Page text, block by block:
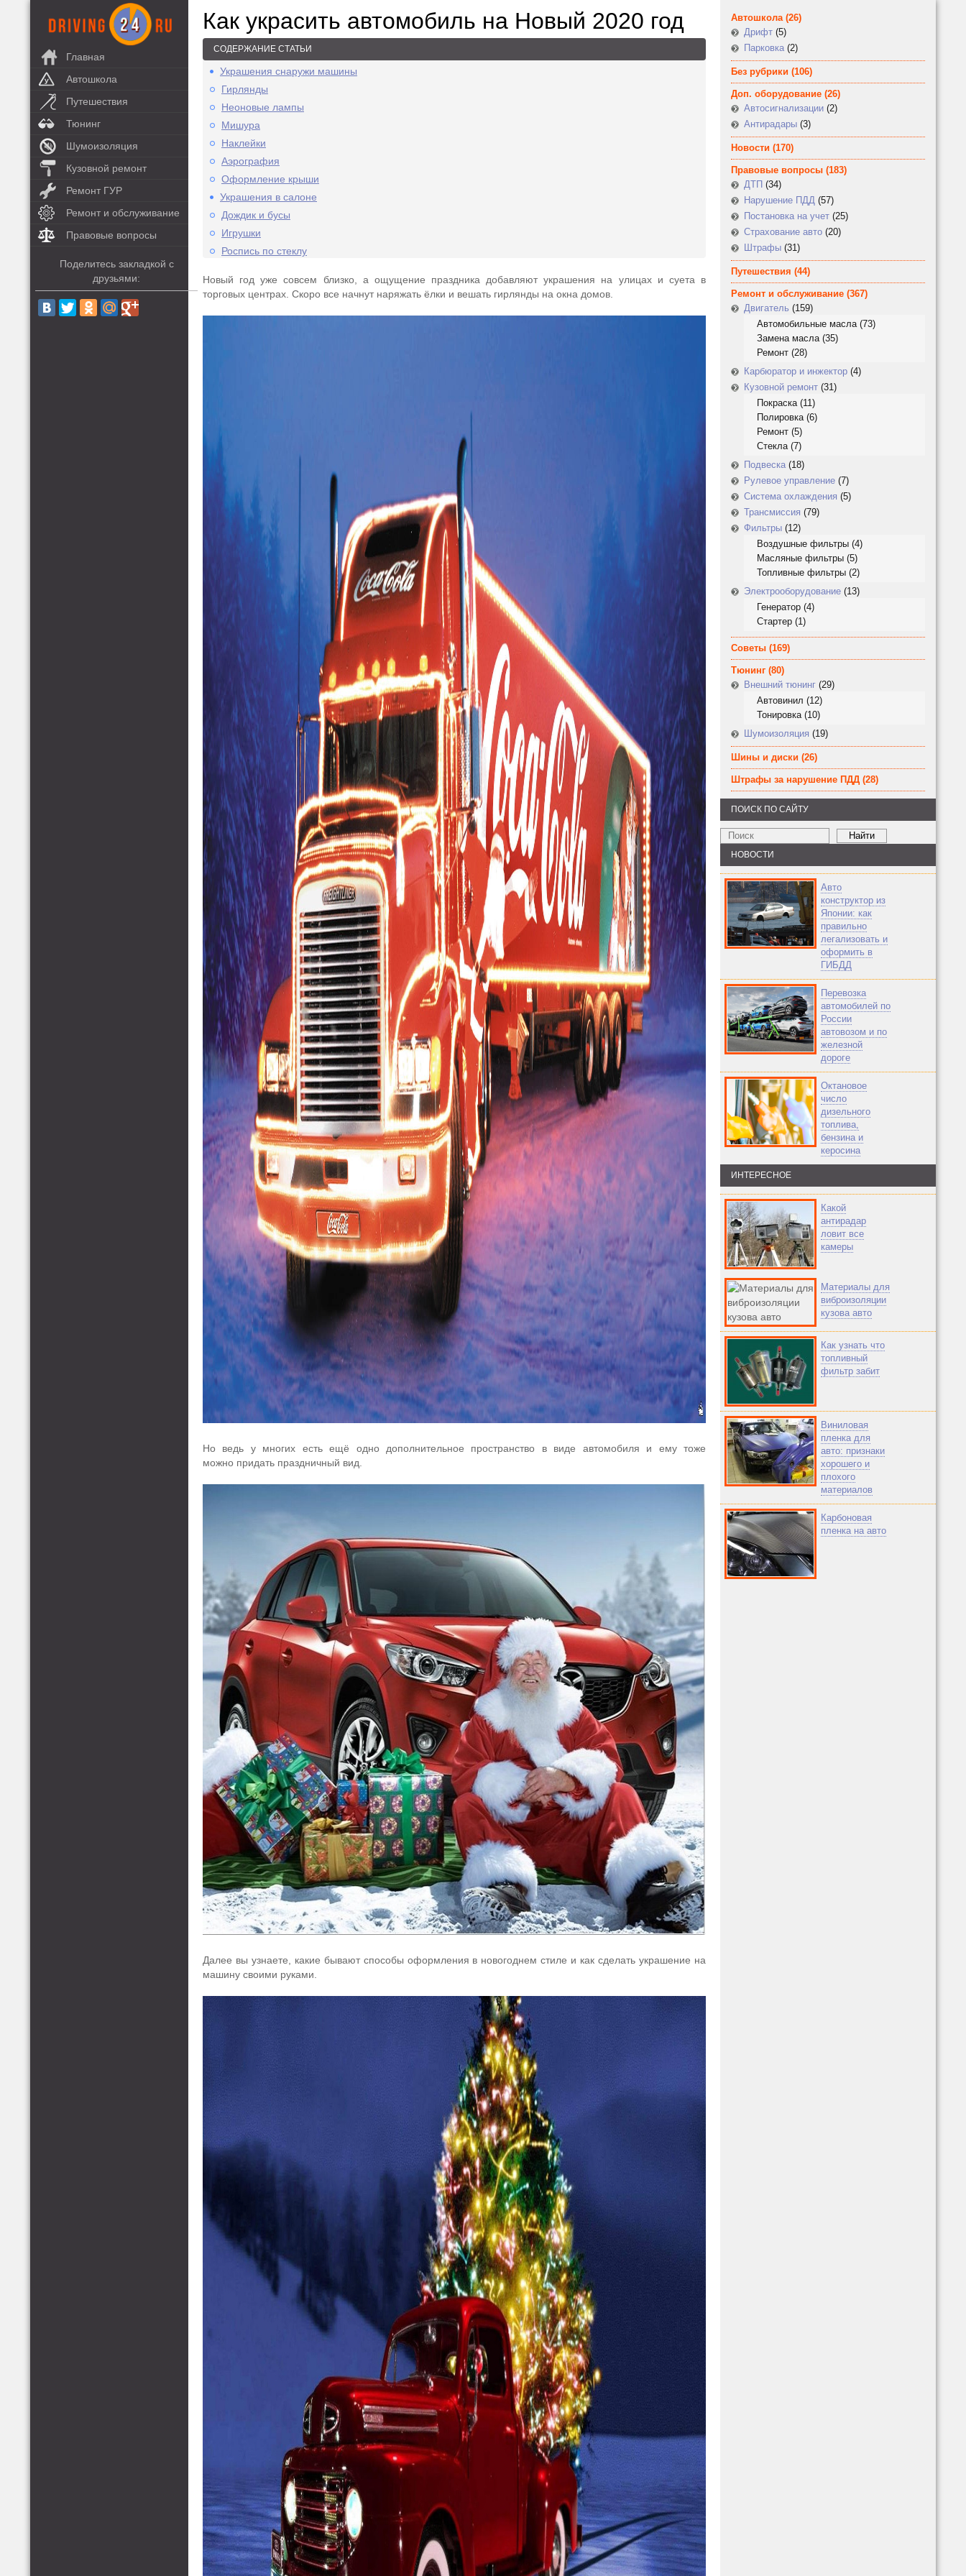
Главная
Автошкола
Путешествия
Тюнинг
Шумоизоляция
Кузовной ремонт
Ремонт ГУР
Ремонт и обслуживание
Правовые вопросы
Поделитесь закладкой с
друзьями:
Как украсить автомобиль на Новый 2020 год
СОДЕРЖАНИЕ СТАТЬИ
Украшения снаружи машины
Гирлянды
Неоновые лампы
Мишура
Наклейки
Аэрография
Оформление крыши
Украшения в салоне
Дождик и бусы
Игрушки
Роспись по стеклу
Новый год уже совсем близко, а ощущение праздника добавляют украшения на улицах и суета в
торговых центрах. Скоро все начнут наряжать ёлки и вешать гирлянды на окна домов.
Но ведь у многих есть ещё одно дополнительное пространство в виде автомобиля и ему тоже
можно придать праздничный вид.
Далее вы узнаете, какие бывают способы оформления в новогоднем стиле и как сделать украшение на
машину своими руками.
Автошкола(26)
Дрифт (5)
Парковка (2)
Без рубрики (106)
Доп. оборудование (26)
Автосигнализации (2)
Антирадары (3)
Новости (170)
Правовые вопросы (183)
ДТП (34)
Нарушение ПДД (57)
Постановка на учет (25)
Страхование авто (20)
Штрафы (31)
Путешествия (44)
Ремонт и обслуживание (367)
Двигатель (159)
Автомобильные масла(73)
Замена масла(35)
Ремонт (28)
Карбюратор и инжектор (4)
Кузовной ремонт (31)
Покраска(11)
Полировка(6)
Ремонт (5)
Стекла(7)
Подвеска (18)
Рулевое управление (7)
Система охлаждения (5)
Трансмиссия (79)
Фильтры (12)
Воздушные фильтры (4)
Масляные фильтры (5)
Топливные фильтры (2)
Электрооборудование (13)
Генератор (4)
Стартер (1)
Советы (169)
Тюнинг (80)
Внешний тюнинг (29)
Автовинил (12)
Тонировка(10)
Шумоизоляция (19)
Шины и диски (26)
Штрафы за нарушение ПДД (28)
ПОИСК ПО САЙТУ
НОВОСТИ
Авто
конструктор из
Японии: как
правильно
легализовать и
оформить в
ГИБДД
Перевозка
автомобилей по
России
автовозом и по
железной
дороге
Октановое
число
дизельного
топлива,
бензина и
керосина
ИНТЕРЕСНОЕ
Какой
антирадар
ловит все
камеры
Материалы для
виброизоляции
кузова авто
Как узнать что
топливный
фильтр забит
Виниловая
пленка для
авто: признаки
хорошего и
плохого
материалов
Карбоновая
пленка на авто